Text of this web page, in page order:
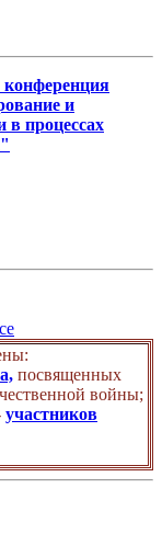
и
в процессах
посвященных
войны;
участников